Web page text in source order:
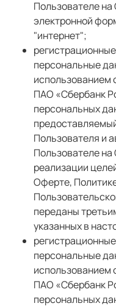
Пользователе на
электронной
"интернет";
персональные
использованием
ПАО «Сбербанк
персональных
Пользователя и
Пользователе
реализации
Оферте,
переданы
указанных в
персональные
использованием
ПАО «Сбербанк
персональных